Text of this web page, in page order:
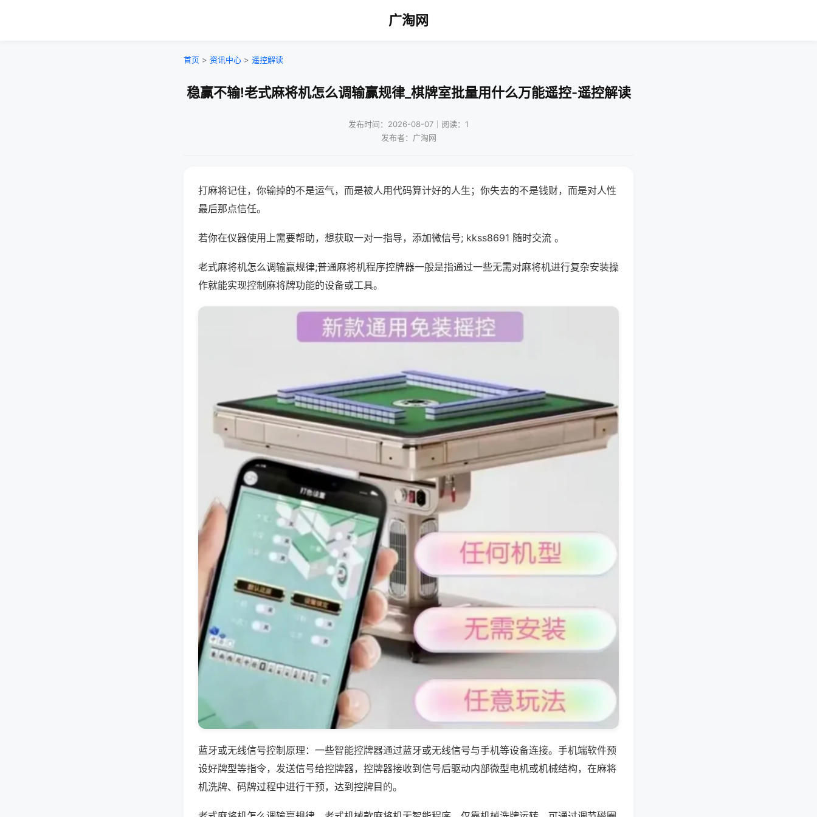
广淘网
首页 > 资讯中心 > 遥控解读
稳赢不输!老式麻将机怎么调输赢规律_棋牌室批量用什么万能遥控-遥控解读
发布时间：2026-08-07｜阅读：1
发布者：广淘网
打麻将记住，你输掉的不是运气，而是被人用代码算计好的人生；你失去的不是钱财，而是对人性
最后那点信任。
若你在仪器使用上需要帮助，想获取一对一指导，添加微信号; kkss8691 随时交流 。
老式麻将机怎么调输赢规律;普通麻将机程序控牌器一般是指通过一些无需对麻将机进行复杂安装操
作就能实现控制麻将牌功能的设备或工具。
蓝牙或无线信号控制原理：一些智能控牌器通过蓝牙或无线信号与手机等设备连接。手机端软件预
设好牌型等指令，发送信号给控牌器，控牌器接收到信号后驱动内部微型电机或机械结构，在麻将
机洗牌、码牌过程中进行干预，达到控牌目的。